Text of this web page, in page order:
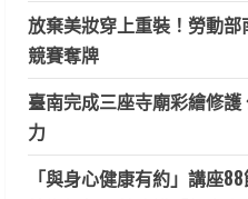
放棄美妝穿上重裝！勞動
競賽奪牌
臺南完成三座寺廟彩繪修
力
「與身心健康有約」講座